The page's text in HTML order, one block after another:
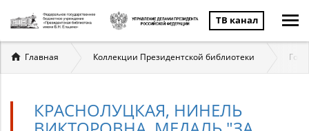
ТВ канал
Вы
здесь
Главная Коллекции Президентской библиотеки
КРАСНОЛУЦКАЯ, НИНЕЛЬ